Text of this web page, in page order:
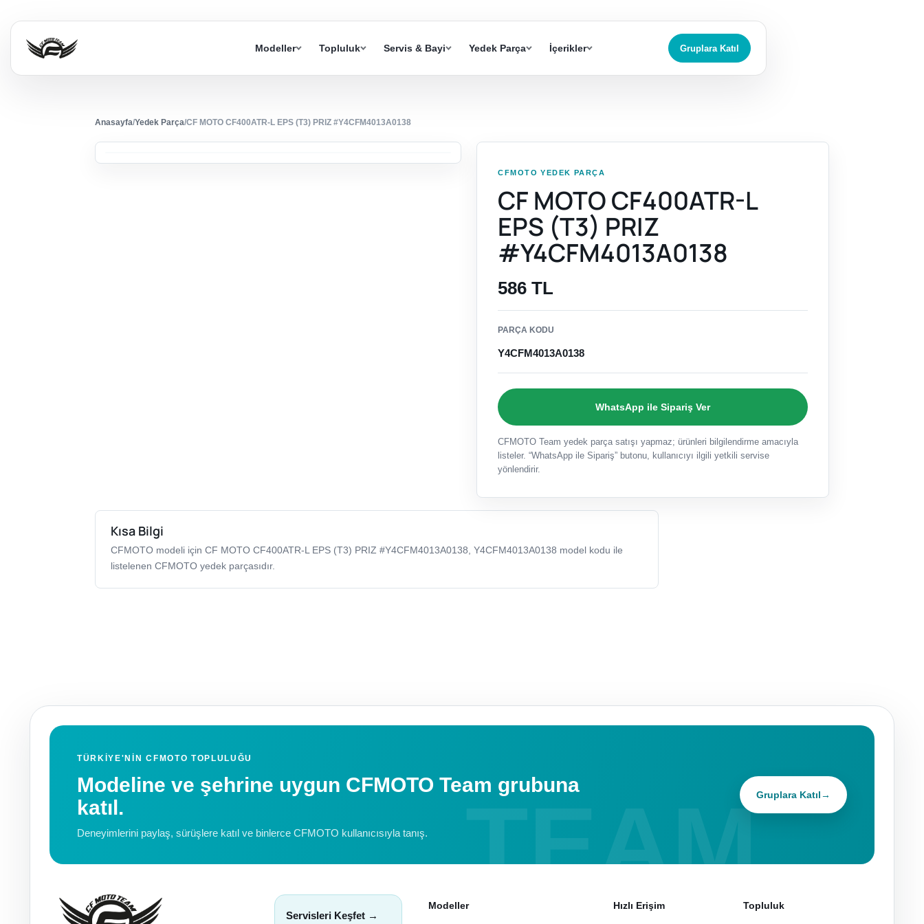
Modeller Topluluk Servis & Bayi Yedek Parça İçerikler Gruplara Katıl
Anasayfa/Yedek Parça/CF MOTO CF400ATR-L EPS (T3) PRIZ #Y4CFM4013A0138
CFMOTO YEDEK PARÇA
CF MOTO CF400ATR-L
EPS (T3) PRIZ
#Y4CFM4013A0138
586 TL
PARÇA KODU
Y4CFM4013A0138
WhatsApp ile Sipariş Ver
CFMOTO Team yedek parça satışı yapmaz; ürünleri bilgilendirme amacıyla
listeler. “WhatsApp ile Sipariş” butonu, kullanıcıyı ilgili yetkili servise
yönlendirir.
Kısa Bilgi
CFMOTO modeli için CF MOTO CF400ATR-L EPS (T3) PRIZ #Y4CFM4013A0138, Y4CFM4013A0138 model kodu ile
listelenen CFMOTO yedek parçasıdır.
TÜRKIYE'NIN CFMOTO TOPLULUĞU
Modeline ve şehrine uygun CFMOTO Team grubuna
katıl.
Deneyimlerini paylaş, sürüşlere katıl ve binlerce CFMOTO kullanıcısıyla tanış.
Gruplara Katıl→
Servisleri Keşfet →
Modeller Hızlı Erişim Topluluk